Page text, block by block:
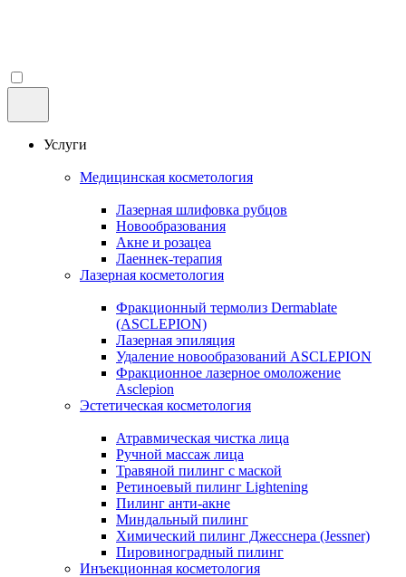
Услуги
Медицинская косметология
Лазерная шлифовка рубцов
Новообразования
Акне и розацеа
Лаеннек-терапия
Лазерная косметология
Фракционный термолиз Dermablate
(ASCLEPION)
Лазерная эпиляция
Удаление новообразований ASCLEPION
Фракционное лазерное омоложение
Asclepion
Эстетическая косметология
Атравмическая чистка лица
Ручной массаж лица
Травяной пилинг с маской
Ретиноевый пилинг Lightening
Пилинг анти-акне
Миндальный пилинг
Химический пилинг Джесснера (Jessner)
Пировиноградный пилинг
Инъекционная косметология